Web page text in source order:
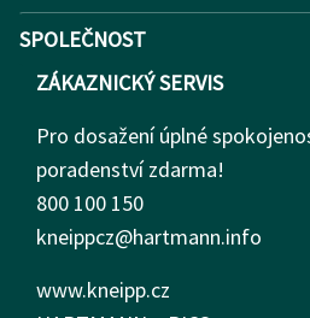
SPOLEČNOST
ZÁKAZNICKÝ SERVIS
Pro dosažení úplné
poradenství zdarma!
800 100 150
kneippcz@hartmann.info
www.kneipp.cz